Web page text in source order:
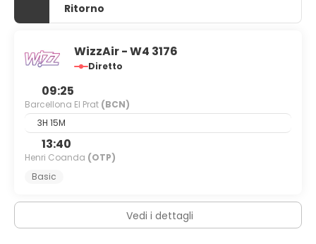
Ritorno
WizzAir - W4 3176
Diretto
09:25
Barcellona El Prat (BCN)
3H 15M
13:40
Henri Coanda (OTP)
Basic
Vedi i dettagli